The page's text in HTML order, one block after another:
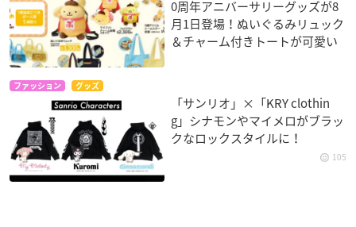
0周年アニバーサリーグッズが8
月1日登場！ぬいぐるみリュック
＆チャーム付きトートが可愛い
ファッション グッズ
「サンリオ」×「KRY clothin
g」シナモンやマイメロがブラッ
クなロックスタイルに！
105